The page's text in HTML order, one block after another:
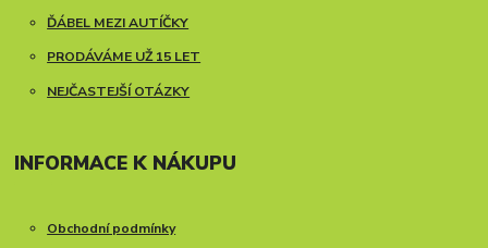
ĎÁBEL MEZI AUTÍČKY
PRODÁVÁME UŽ 15 LET
NEJČASTEJŠÍ OTÁZKY
INFORMACE K NÁKUPU
Obchodní podmínky